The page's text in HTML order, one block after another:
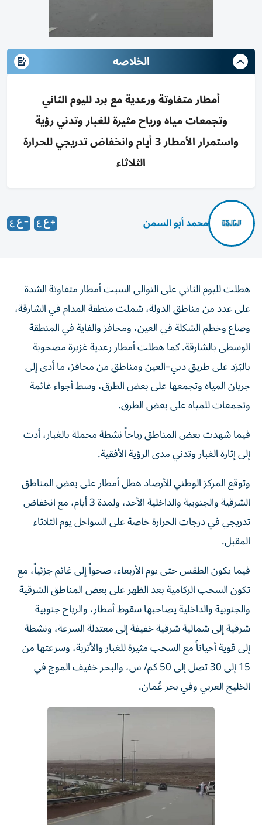
الخلاصه
أمطار متفاوتة ورعدية مع برد لليوم الثاني
وتجمعات مياه ورياح مثيرة للغبار وتدني رؤية
واستمرار الأمطار 3 أيام وانخفاض تدريجي للحرارة
الثلاثاء
محمد أبو السمن
هطلت لليوم الثاني على التوالي السبت أمطار متفاوتة الشدة
على عدد من مناطق الدولة، شملت منطقة المدام في الشارقة،
وصاع وخطم الشكلة في العين، ومحافز والفاية في المنطقة
الوسطى بالشارقة. كما هطلت أمطار رعدية غزيرة مصحوبة
بالبَرَد على طريق دبي–العين ومناطق من محافز، ما أدى إلى
جريان المياه وتجمعها على بعض الطرق، وسط أجواء غائمة
وتجمعات للمياه على بعض الطرق.
فيما شهدت بعض المناطق رياحاً نشطة محملة بالغبار، أدت
إلى إثارة الغبار وتدني مدى الرؤية الأفقية.
وتوقع المركز الوطني للأرصاد هطل أمطار على بعض المناطق
الشرقية والجنوبية والداخلية الأحد، ولمدة 3 أيام، مع انخفاض
تدريجي في درجات الحرارة خاصة على السواحل يوم الثلاثاء
المقبل.
فيما يكون الطقس حتى يوم الأربعاء، صحواً إلى غائم جزئياً، مع
تكون السحب الركامية بعد الظهر على بعض المناطق الشرقية
والجنوبية والداخلية يصاحبها سقوط أمطار، والرياح جنوبية
شرقية إلى شمالية شرقية خفيفة إلى معتدلة السرعة، ونشطة
إلى قوية أحياناً مع السحب مثيرة للغبار والأتربة، وسرعتها من
15 إلى 30 تصل إلى 50 كم/ س، والبحر خفيف الموج في
الخليج العربي وفي بحر عُمان.